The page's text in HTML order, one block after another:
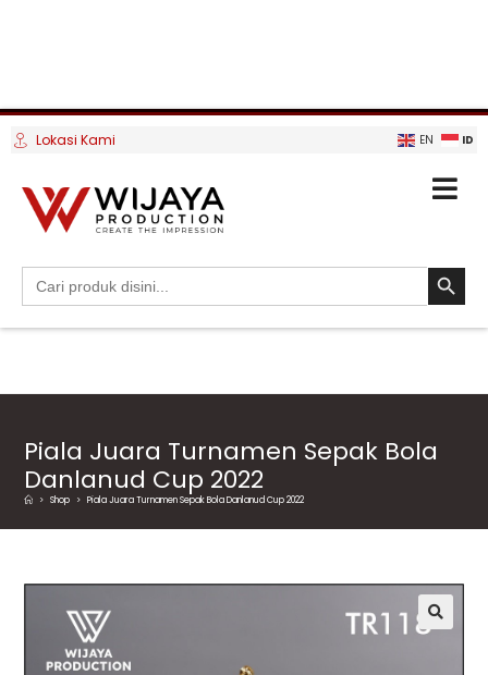
Lokasi Kami EN ID
Search
for:
SEARCH
Piala Juara Turnamen Sepak Bola
Danlanud Cup 2022
> Shop > Piala Juara Turnamen Sepak Bola Danlanud Cup 2022